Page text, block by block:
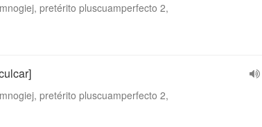
pretérito pluscuamperfecto 2,
pretérito pluscuamperfecto 2,